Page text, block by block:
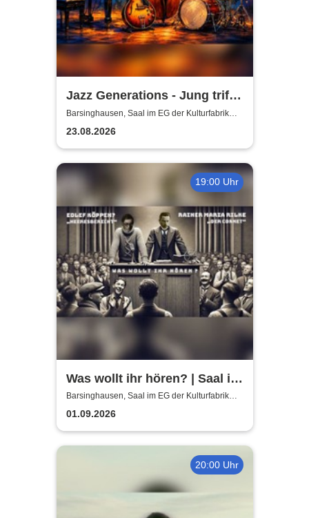
Jazz Generations - Jung trifft
Alt
Barsinghausen, Saal im EG der Kulturfabrik
Krawatte
23.08.2026
19:00 Uhr
Was wollt ihr hören? | Saal im
EG der Kulturfabrik Krawatte
Barsinghausen, Saal im EG der Kulturfabrik
Krawatte
01.09.2026
20:00 Uhr